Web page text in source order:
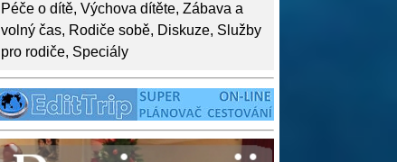
Péče o dítě, Výchova dítěte, Zábava a
volný čas, Rodiče sobě, Diskuze, Služby
pro rodiče, Speciály